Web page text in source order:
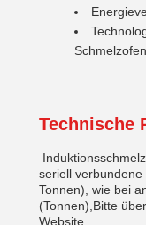
Schmelzofen
Technische
seriell
Tonnen), wie bei
(Tonnen),Bitte
Website.